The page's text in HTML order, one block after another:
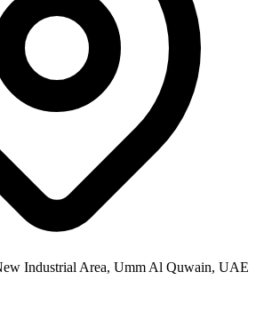
Industrial Area, Umm Al Quwain, UAE